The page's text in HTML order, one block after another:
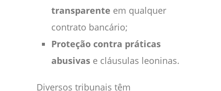
transparente em qualquer
contrato bancário;
Proteção contra práticas
abusivas e cláusulas leoninas.
Diversos tribunais têm